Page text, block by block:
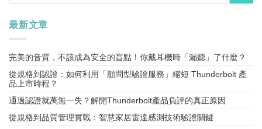
最新文章
完美的音質，不該成為安全的盲點！你戴耳機時「漏聽」了什麼？
從規格到認證：如何利用「顧問型驗證服務」縮短 Thunderbolt 產
品上市時程？
通過認證就萬無一失？解開Thunderbolt產品負評的真正原因
從規格到品質管理實戰：智慧家居雷達感測技術驗證關鍵